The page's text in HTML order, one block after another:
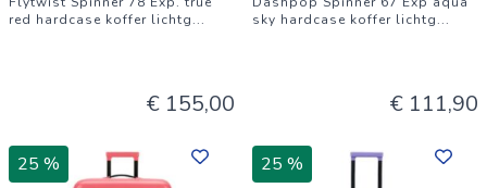
red hardcase koffer lichtg...
€ 155,00
sky hardcase koffer lichtg...
€ 111,90
25 % 25 %